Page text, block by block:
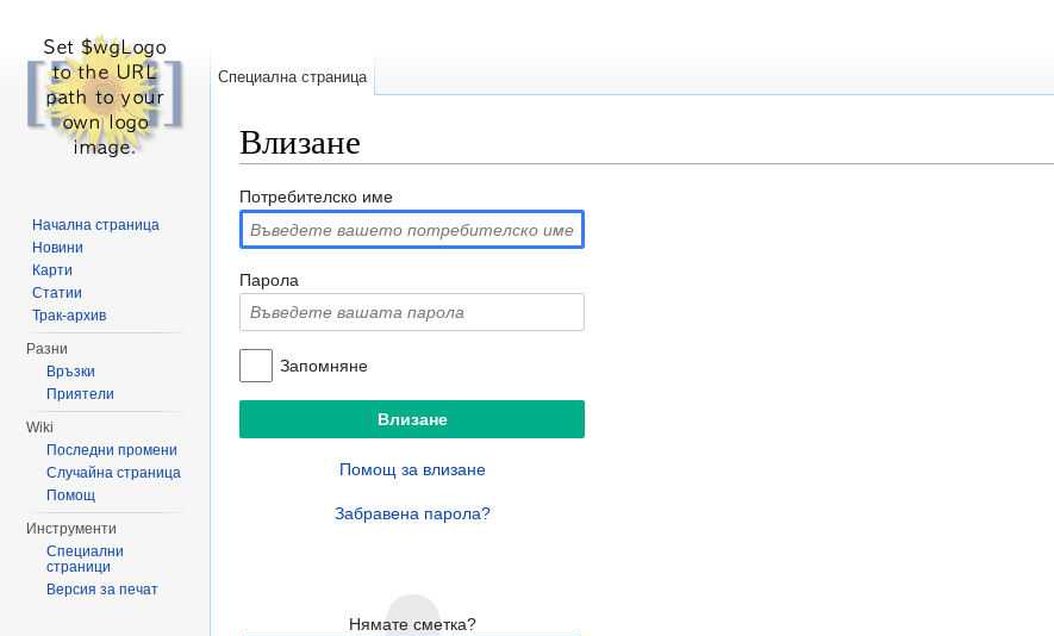
Влизане
Потребителско име
Парола
Запомняне
Помощ за влизане
Забравена парола?
Нямате сметка?
Специална страница
Начална страница
Новини
Карти
Статии
Трак-архив
Разни
Връзки
Приятели
Wiki
Последни промени
Случайна страница
Помощ
Инструменти
Специални
страници
Версия за печат